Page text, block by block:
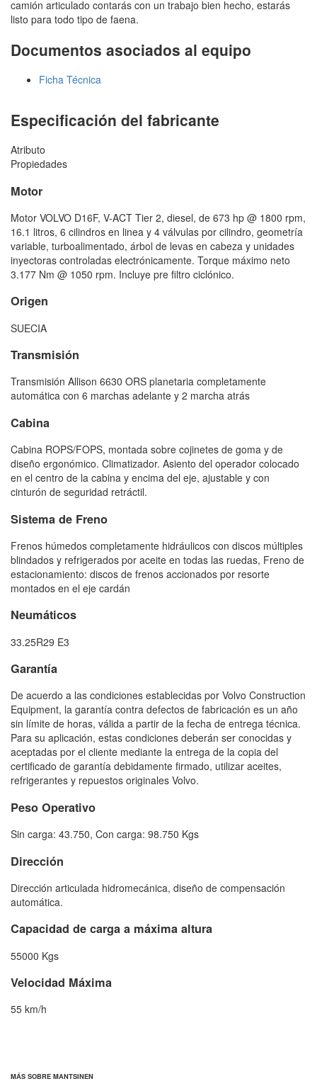
camión articulado contarás con un trabajo bien hecho, estarás
listo para todo tipo de faena.
Documentos asociados al equipo
Ficha Técnica
Especificación del fabricante
Atributo
Propiedades
Motor
Motor VOLVO D16F, V-ACT Tier 2, diesel, de 673 hp @ 1800 rpm,
16.1 litros, 6 cilindros en linea y 4 válvulas por cilindro, geometría
variable, turboalimentado, árbol de levas en cabeza y unidades
inyectoras controladas electrónicamente. Torque máximo neto
3.177 Nm @ 1050 rpm. Incluye pre filtro ciclónico.
Origen
SUECIA
Transmisión
Transmisión Allison 6630 ORS planetaria completamente
automática con 6 marchas adelante y 2 marcha atrás
Cabina
Cabina ROPS/FOPS, montada sobre cojinetes de goma y de
diseño ergonómico. Climatizador. Asiento del operador colocado
en el centro de la cabina y encima del eje, ajustable y con
cinturón de seguridad retráctil.
Sistema de Freno
Frenos húmedos completamente hidráulicos con discos múltiples
blindados y refrigerados por aceite en todas las ruedas, Freno de
estacionamiento: discos de frenos accionados por resorte
montados en el eje cardán
Neumáticos
33.25R29 E3
Garantía
De acuerdo a las condiciones establecidas por Volvo Construction
Equipment, la garantía contra defectos de fabricación es un año
sin límite de horas, válida a partir de la fecha de entrega técnica.
Para su aplicación, estas condiciones deberán ser conocidas y
aceptadas por el cliente mediante la entrega de la copia del
certificado de garantía debidamente firmado, utilizar aceites,
refrigerantes y repuestos originales Volvo.
Peso Operativo
Sin carga: 43.750, Con carga: 98.750 Kgs
Dirección
Dirección articulada hidromecánica, diseño de compensación
automática.
Capacidad de carga a máxima altura
55000 Kgs
Velocidad Máxima
55 km/h
MÁS SOBRE MANTSINEN